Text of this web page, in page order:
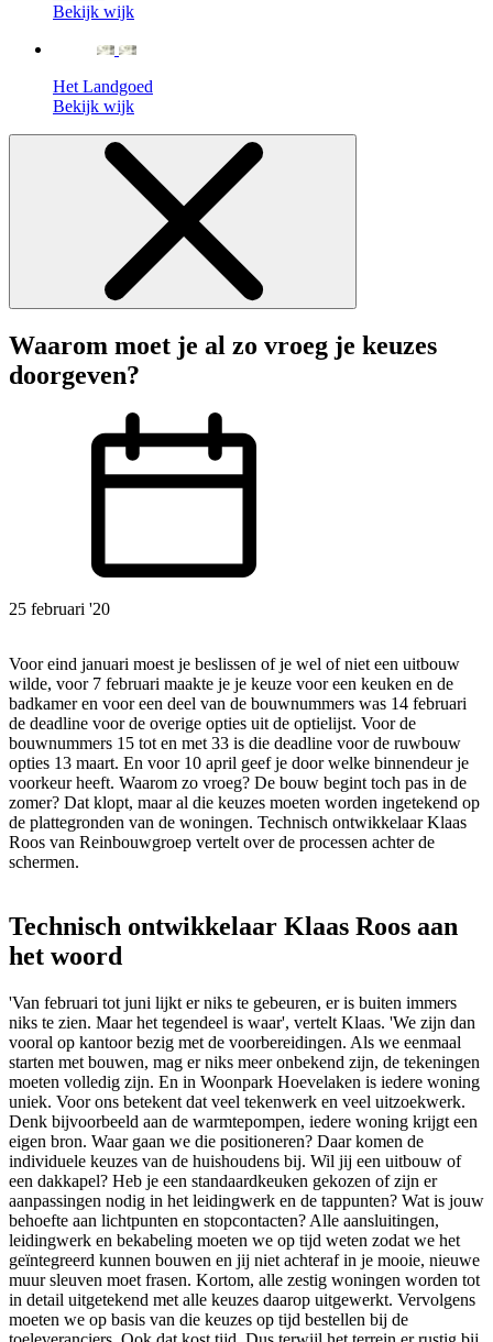
Bekijk wijk
Het Landgoed
Bekijk wijk
Waarom moet je al zo vroeg je keuzes
doorgeven?
25 februari '20
Voor eind januari moest je beslissen of je wel of niet een uitbouw
wilde, voor 7 februari maakte je je keuze voor een keuken en de
badkamer en voor een deel van de bouwnummers was 14 februari
de deadline voor de overige opties uit de optielijst. Voor de
bouwnummers 15 tot en met 33 is die deadline voor de ruwbouw
opties 13 maart. En voor 10 april geef je door welke binnendeur je
voorkeur heeft. Waarom zo vroeg? De bouw begint toch pas in de
zomer? Dat klopt, maar al die keuzes moeten worden ingetekend op
de plattegronden van de woningen. Technisch ontwikkelaar Klaas
Roos van Reinbouwgroep vertelt over de processen achter de
schermen.
Technisch ontwikkelaar Klaas Roos aan
het woord
'Van februari tot juni lijkt er niks te gebeuren, er is buiten immers
niks te zien. Maar het tegendeel is waar', vertelt Klaas. 'We zijn dan
vooral op kantoor bezig met de voorbereidingen. Als we eenmaal
starten met bouwen, mag er niks meer onbekend zijn, de tekeningen
moeten volledig zijn. En in Woonpark Hoevelaken is iedere woning
uniek. Voor ons betekent dat veel tekenwerk en veel uitzoekwerk.
Denk bijvoorbeeld aan de warmtepompen, iedere woning krijgt een
eigen bron. Waar gaan we die positioneren? Daar komen de
individuele keuzes van de huishoudens bij. Wil jij een uitbouw of
een dakkapel? Heb je een standaardkeuken gekozen of zijn er
aanpassingen nodig in het leidingwerk en de tappunten? Wat is jouw
behoefte aan lichtpunten en stopcontacten? Alle aansluitingen,
leidingwerk en bekabeling moeten we op tijd weten zodat we het
geïntegreerd kunnen bouwen en jij niet achteraf in je mooie, nieuwe
muur sleuven moet frasen. Kortom, alle zestig woningen worden tot
in detail uitgetekend met alle keuzes daarop uitgewerkt. Vervolgens
moeten we op basis van die keuzes op tijd bestellen bij de